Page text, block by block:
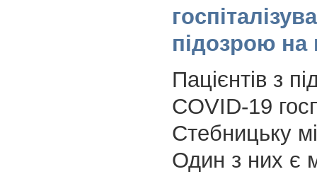
підозрою на
Пацієнтів з
COVID-19
Стебницьку
Один з них є